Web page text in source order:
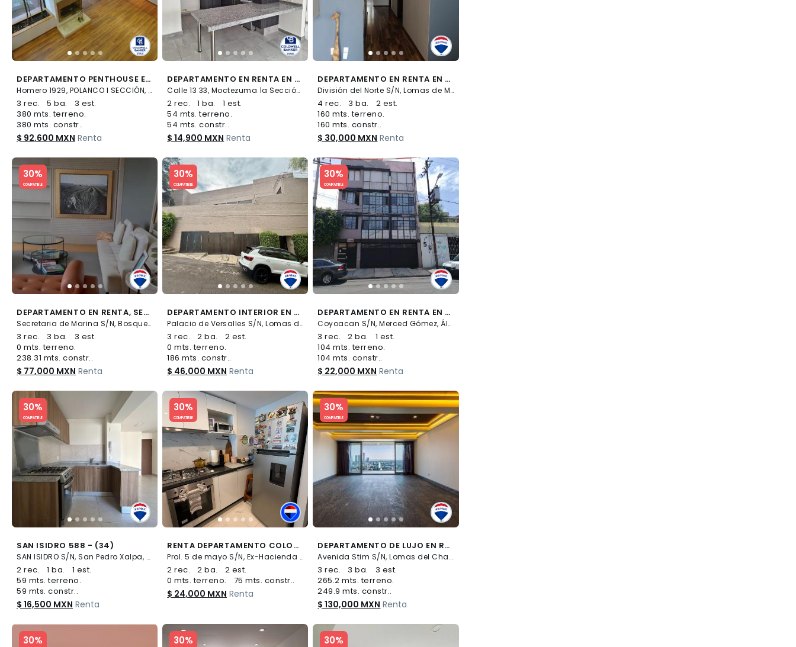
DEPARTAMENTO PENTHOUSE EN RENTA EN POLANCO I, MIGUEL HIDALGO, CDMX
Homero 1929, POLANCO I SECCIÓN, Miguel Hidalgo
3 rec. 5 ba.
3 est.
380 mts. terreno.
380 mts. constr..
$ 92,600 MXN Renta
DEPARTAMENTO EN RENTA EN COLONIA MOCTEZUMA
Calle 13 33, Moctezuma 1a Sección, Venustiano Carranza
2 rec. 1 ba.
1 est.
54 mts. terreno.
54 mts. constr..
$ 14,900 MXN Renta
DEPARTAMENTO EN RENTA EN LOMAS DE MEMETLA 683415 - (34)
División del Norte S/N, Lomas de Memetla, Cuajimalpa de Morelos
4 rec. 3 ba.
2 est.
160 mts. terreno.
160 mts. constr..
$ 30,000 MXN Renta
30%
COMPATIBLE
Slide 1 of 5
DEPARTAMENTO EN RENTA, SECRETARIA DE MARINA - (34)
Secretaria de Marina S/N, Bosques de las Lomas, Cuajimalpa de Morelos
3 rec. 3 ba.
3 est.
0 mts. terreno.
238.31 mts. constr..
$ 77,000 MXN Renta
30%
COMPATIBLE
Slide 1 of 5
DEPARTAMENTO INTERIOR EN RENTA EN PALACIO DE VERSALLES EN COL. LOMAS DE REFORMA - (34)
Palacio de Versalles S/N, Lomas de Reforma, Miguel Hidalgo
3 rec. 2 ba.
2 est.
0 mts. terreno.
186 mts. constr..
$ 46,000 MXN Renta
30%
COMPATIBLE
Slide 1 of 5
DEPARTAMENTO EN RENTA EN LA COLONIA MERCED GÓMEZ - (34)
Coyoacan S/N, Merced Gómez, Álvaro Obregón
3 rec. 2 ba.
1 est.
104 mts. terreno.
104 mts. constr..
$ 22,000 MXN Renta
30%
COMPATIBLE
Slide 1 of 5
SAN ISIDRO 588 - (34)
SAN ISIDRO S/N, San Pedro Xalpa, Azcapotzalco
2 rec. 1 ba.
1 est.
59 mts. terreno.
59 mts. constr..
$ 16,500 MXN Renta
30%
COMPATIBLE
Slide 1 of 5
RENTA DEPARTAMENTO COLONIA ALVARO OBREGÓN - (34)
Prol. 5 de mayo S/N, Ex-Hacienda de Tarango, Álvaro Obregón
2 rec. 2 ba.
2 est.
0 mts. terreno.
75 mts. constr..
$ 24,000 MXN Renta
30%
COMPATIBLE
Slide 1 of 5
DEPARTAMENTO DE LUJO EN RENTA EN RESIDENCIAL VIDALTA, LOMAS DEL CHAMIZAL - (34)
Avenida Stim S/N, Lomas del Chamizal, Cuajimalpa de Morelos
3 rec. 3 ba.
3 est.
265.2 mts. terreno.
249.9 mts. constr..
$ 130,000 MXN Renta
30%
Slide 1 of 5
30%
Slide 1 of 5
30%
Slide 1 of 5